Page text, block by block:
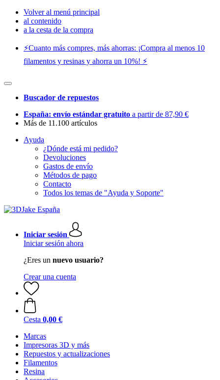
Volver al menú principal
al contenido
a la cesta de la compra
⚡️Cuanto más compres, más ahorras: ¡Compra al menos 10
filamentos y resinas y ahorra un 10%! ⚡️
Buscador de repuestos
España: envío estándar gratuito a partir de 87,90 €
Más de 11.100 artículos
Ayuda
¿Dónde está mi pedido?
Devoluciones
Gastos de envío
Métodos de pago
Contacto
Todos los temas de "Ayuda y Soporte"
Iniciar sesión
Iniciar sesión ahora
¿Eres un nuevo usuario?
Crear una cuenta
Cesta 0,00 €
Marcas
Impresoras 3D y más
Repuestos y actualizaciones
Filamentos
Resina